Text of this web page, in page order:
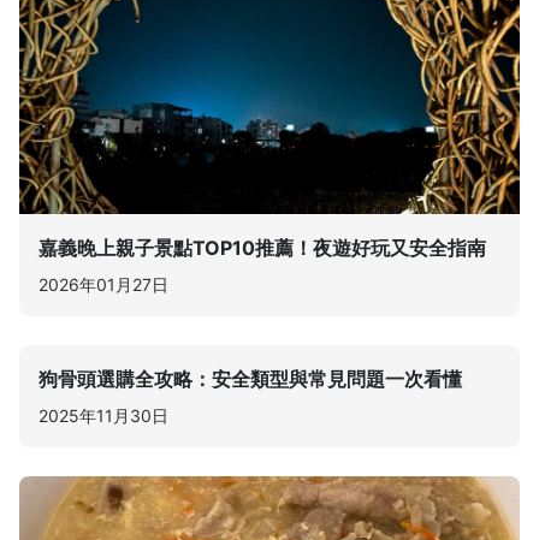
嘉義晚上親子景點TOP10推薦！夜遊好玩又安全指南
2026年01月27日
狗骨頭選購全攻略：安全類型與常見問題一次看懂
2025年11月30日